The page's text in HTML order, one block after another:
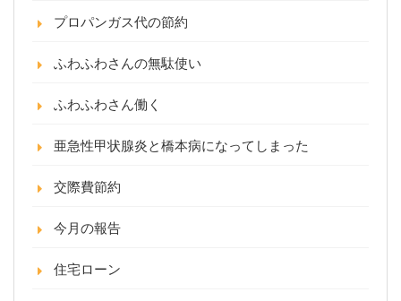
プロパンガス代の節約
ふわふわさんの無駄使い
ふわふわさん働く
亜急性甲状腺炎と橋本病になってしまった
交際費節約
今月の報告
住宅ローン